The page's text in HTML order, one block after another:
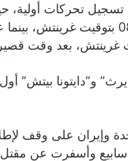
تسجيل تحركات أولية،
المضيق الساعة 08:44
و”دايتونا بيتش”
​وإيران على وقف
​وأسفرت عن مقتل